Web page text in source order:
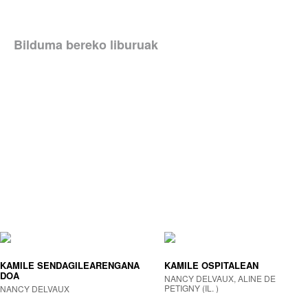
Bilduma bereko liburuak
KAMILE SENDAGILEARENGANA
DOA
NANCY DELVAUX
KAMILE OSPITALEAN
NANCY DELVAUX, ALINE DE
PETIGNY (IL. )